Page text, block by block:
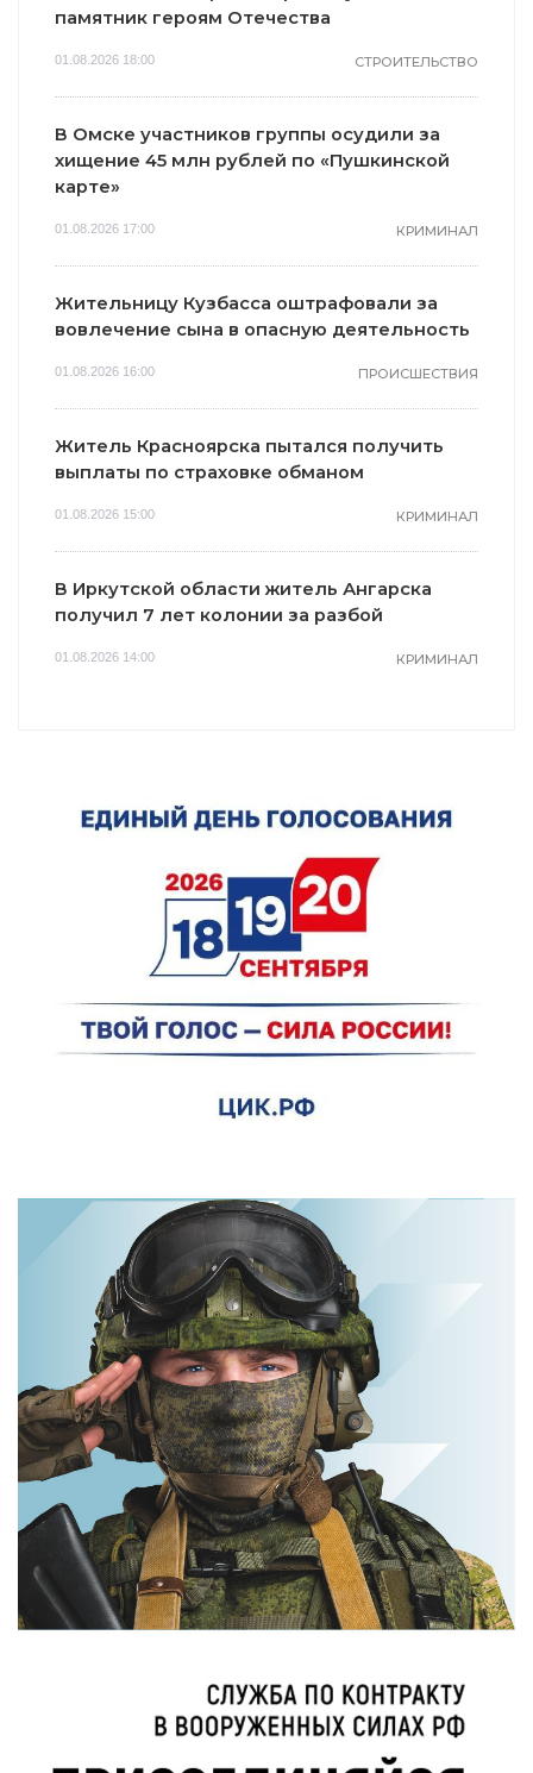
памятник героям Отечества
01.08.2026 18:00 СТРОИТЕЛЬСТВО
В Омске участников группы осудили за
хищение 45 млн рублей по «Пушкинской
карте»
01.08.2026 17:00 КРИМИНАЛ
Жительницу Кузбасса оштрафовали за
вовлечение сына в опасную деятельность
01.08.2026 16:00 ПРОИСШЕСТВИЯ
Житель Красноярска пытался получить
выплаты по страховке обманом
01.08.2026 15:00 КРИМИНАЛ
В Иркутской области житель Ангарска
получил 7 лет колонии за разбой
01.08.2026 14:00 КРИМИНАЛ